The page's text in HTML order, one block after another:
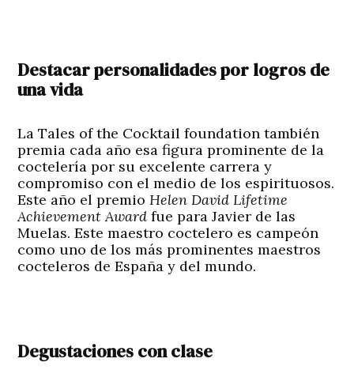
Destacar personalidades por logros de
una vida
La Tales of the Cocktail foundation también
premia cada año esa figura prominente de la
coctelería por su excelente carrera y
compromiso con el medio de los espirituosos.
Este año el premioHelen David Lifetime
Achievement Award fue paraJavier de las
Muelas. Este maestro coctelero es campeón
como uno de los más prominentes maestros
cocteleros de España y del mundo.
Degustaciones con clase